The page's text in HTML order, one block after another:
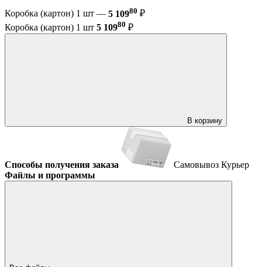
Коробка (картон) 1 шт — 5 10980 ₽
Коробка (картон) 1 шт 5 10980 ₽
В корзину
Способы получения заказа Самовывоз Курьер
Файлы и программы